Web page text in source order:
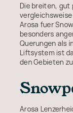
Die breiten, gut
Arosa fuer
besonders
Querungen als
Liftsystem ist
den Gebieten
Arosa